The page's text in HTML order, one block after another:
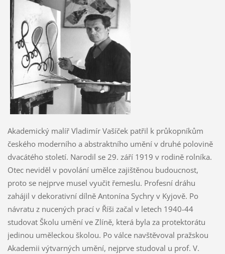
Akademický malíř Vladimír Vašíček patřil k průkopníkům
českého moderního a abstraktního umění v druhé polovině
dvacátého století. Narodil se 29. září 1919 v rodině rolníka.
Otec neviděl v povolání umělce zajištěnou budoucnost,
proto se nejprve musel vyučit řemeslu. Profesní dráhu
zahájil v dekorativní dílně Antonína Sychry v Kyjově. Po
návratu z nucených prací v Říši začal v letech 1940-44
studovat Školu umění ve Zlíně, která byla za protektorátu
jedinou uměleckou školou. Po válce navštěvoval pražskou
Akademii výtvarných umění, nejprve studoval u prof. V.